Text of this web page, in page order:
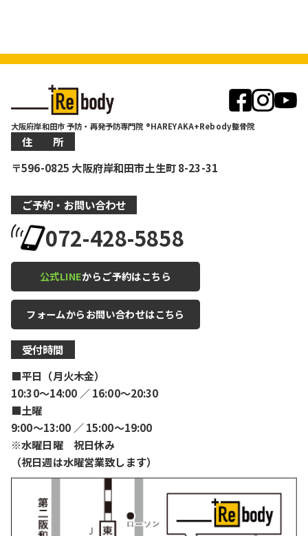
大阪府岸和田市 予防・再発予防専門院 ®HAREYAKA+Rebody整骨院
住 所
〒596-0825 大阪府岸和田市土生町 8-23-31
ご予約・お問い合わせ
072-428-5858
公式LINEからご予約はこちら
フォームからお問い合わせはこちら
受付時間
■平日（月火木金）
10:30〜14:00 ／ 16:00〜20:30
■土曜
9:00〜13:00 ／ 15:00〜19:00
※水曜日曜 祝日休み
（祝日週は水曜営業致します）